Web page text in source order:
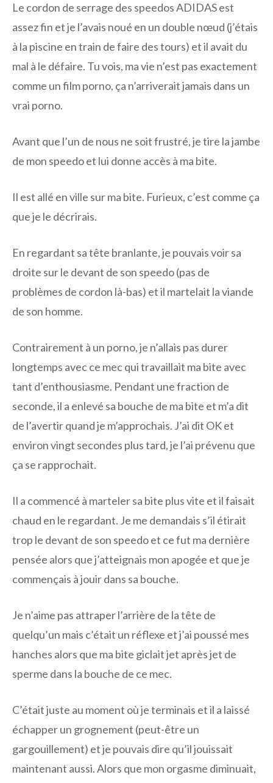
Le cordon de serrage des speedos ADIDAS est
assez fin et je l’avais noué en un double nœud (j’étais
à la piscine en train de faire des tours) et il avait du
mal à le défaire. Tu vois, ma vie n’est pas exactement
comme un film porno, ça n’arriverait jamais dans un
vrai porno.
Avant que l’un de nous ne soit frustré, je tire la jambe
de mon speedo et lui donne accès à ma bite.
Il est allé en ville sur ma bite. Furieux, c’est comme ça
que je le décrirais.
En regardant sa tête branlante, je pouvais voir sa
droite sur le devant de son speedo (pas de
problèmes de cordon là-bas) et il martelait la viande
de son homme.
Contrairement à un porno, je n’allais pas durer
longtemps avec ce mec qui travaillait ma bite avec
tant d’enthousiasme. Pendant une fraction de
seconde, il a enlevé sa bouche de ma bite et m’a dit
de l’avertir quand je m’approchais. J’ai dit OK et
environ vingt secondes plus tard, je l’ai prévenu que
ça se rapprochait.
Il a commencé à marteler sa bite plus vite et il faisait
chaud en le regardant. Je me demandais s’il étirait
trop le devant de son speedo et ce fut ma dernière
pensée alors que j’atteignais mon apogée et que je
commençais à jouir dans sa bouche.
Je n’aime pas attraper l’arrière de la tête de
quelqu’un mais c’était un réflexe et j’ai poussé mes
hanches alors que ma bite giclait jet après jet de
sperme dans la bouche de ce mec.
C’était juste au moment où je terminais et il a laissé
échapper un grognement (peut-être un
gargouillement) et je pouvais dire qu’il jouissait
maintenant aussi. Alors que mon orgasme diminuait,